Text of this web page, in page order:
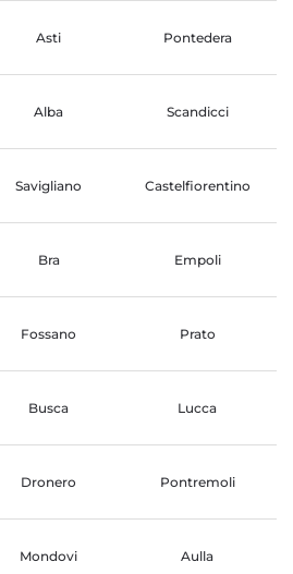
Asti Pontedera
Alba Scandicci
Savigliano Castelfiorentino
Bra Empoli
Fossano Prato
Busca Lucca
Dronero Pontremoli
Mondovi Aulla